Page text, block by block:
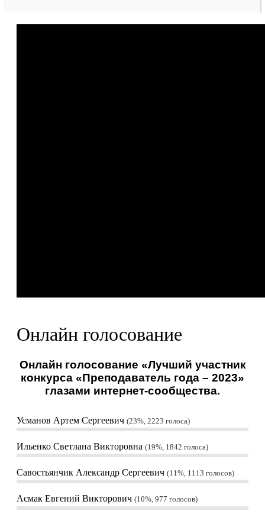
Онлайн голосование
Онлайн голосование «Лучший участник
конкурса «Преподаватель года – 2023»
глазами интернет-сообщества.
Усманов Артем Сергеевич 23%, 2223 голоса
Ильенко Светлана Викторовна 19%, 1842 голоса
Савостьянчик Александр Сергеевич 11%, 1113 голосов
Асмак Евгений Викторович 10%, 977 голосов